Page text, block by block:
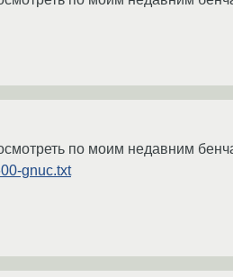
по моим недавним
gnuc.txt